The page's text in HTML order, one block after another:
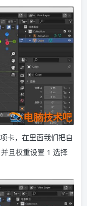
卡，在里面我们把自
且权重设置 1 选择